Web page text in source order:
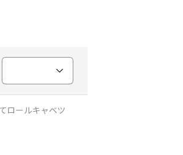
ロールキャベツ